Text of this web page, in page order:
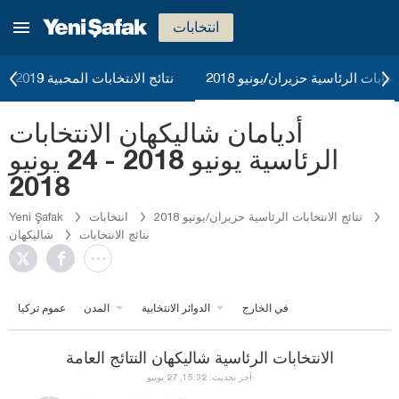
انتخابات
نتائج الانتخابات المحبية 2019 الرئاسية حزيران/يونيو 2018
أديامان شاليكهان الانتخابات
الرئاسية يونيو 2018 - 24 يونيو
2018
Yeni Şafak انتخابات
نتائج الانتخابات الرئاسية حزيران/يونيو 2018
شاليكهان
نتائج الانتخابات
عموم تركيا المدن الدوائر الانتخابية في الخارج
الانتخابات الرئاسية شاليكهان النتائج العامة
آخر تحديث: 15:32, 27 يونيو